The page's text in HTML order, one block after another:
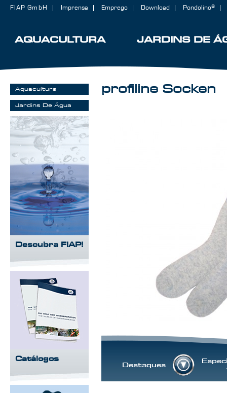
AQUACULTURA JARDINS DE
FIAP GmbH Imprensa Emprego Download Pondolino®
profiline Socken
Destaques
Aquacultura
Jardins De Água
Descubra FIAP!
Catálogos